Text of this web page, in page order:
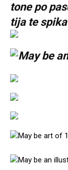
tone po
tija te